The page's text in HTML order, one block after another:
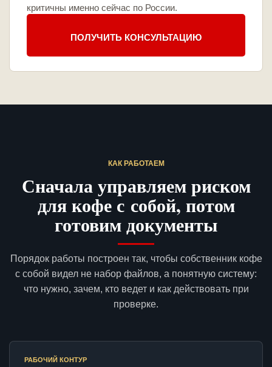
критичны именно сейчас по России.
ПОЛУЧИТЬ КОНСУЛЬТАЦИЮ
КАК РАБОТАЕМ
Сначала управляем риском
для кофе с собой, потом
готовим документы
Порядок работы построен так, чтобы собственник кофе
с собой видел не набор файлов, а понятную систему:
что нужно, зачем, кто ведет и как действовать при
проверке.
РАБОЧИЙ КОНТУР